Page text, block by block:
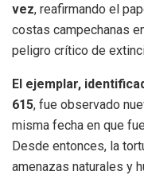
vez, reafirmando el
costas campechanas
peligro crítico de
El ejemplar,
615, fue observado
misma fecha en que
Desde entonces, la
amenazas naturales y